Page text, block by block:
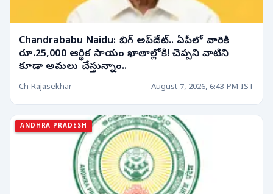
Chandrababu Naidu: బిగ్ అప్‌డేట్.. ఏపీలో వారికి
రూ.25,000 ఆర్థిక సాయం ఖాతాల్లోకి! చెప్పని వాటిని
కూడా అమలు చేస్తున్నాం..
Ch Rajasekhar August 7, 2026, 6:43 PM IST
ANDHRA PRADESH